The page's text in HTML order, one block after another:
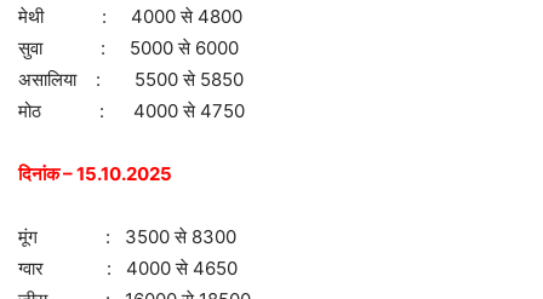
मेथी : 4000 से 4800
सुवा : 5000 से 6000
असालिया : 5500 से 5850
मोठ : 4000 से 4750
दिनांक – 15.10.2025
मूंग : 3500 से 8300
ग्वार : 4000 से 4650